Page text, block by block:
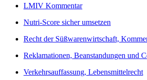
LMIV Kommentar
Nutri-Score sicher umsetzen
Recht der Süßwarenwirtschaft,
Reklamationen, Beanstandungen und
Verkehrsauffassung, Lebensmittelrecht